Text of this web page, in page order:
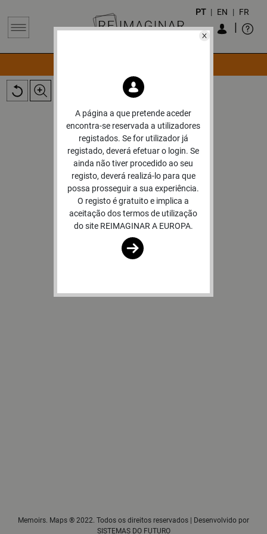
|
PT | EN | FR
Memoirs. Maps ® 2022. Todos os direitos reservados | Desenvolvido por
SISTEMAS DO FUTURO